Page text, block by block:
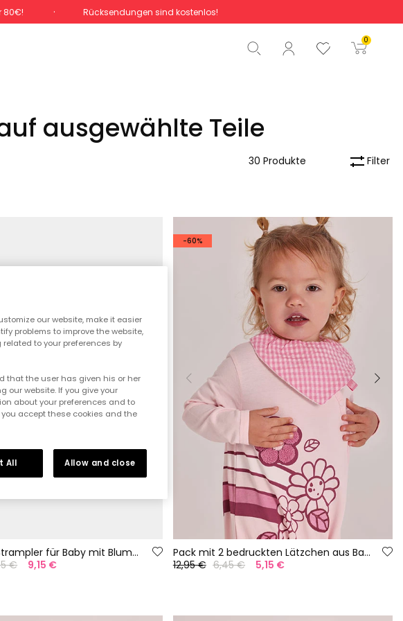
80€! Rücksendungen sind kostenlos!
0
Gesamtbetrag 0,00 €
Start der Bestellung
ausgewählte Teile
Filter
30 Produkte
Baumwoll-Strampler für Baby mit Blumenmuster
€ 9,15 €
-60%
Pack mit 2 bedruckten Lätzchen aus Baumwolle für Babys.
12,95 € 6,45 € 5,15 €
our website, make it easier
problems to improve the website,
to your preferences by
that the user has given his or her
our website. If you give your
about your preferences and to
accept these cookies and the
All Allow and close